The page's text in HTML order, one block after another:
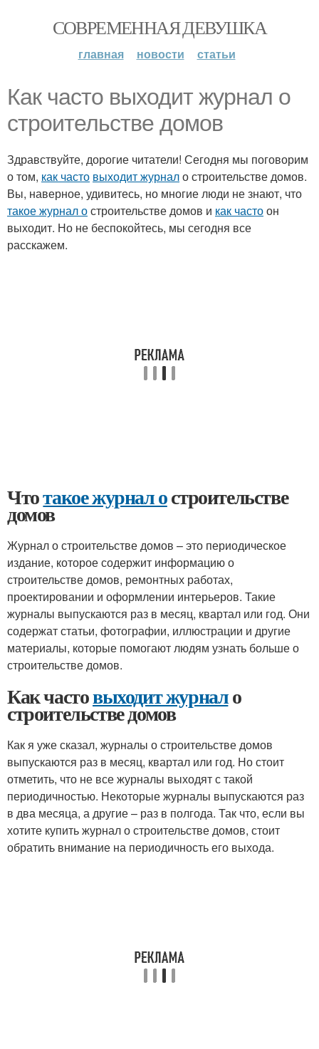
СОВРЕМЕННАЯ ДЕВУШКА
главная новости статьи
Как часто выходит журнал о
строительстве домов
Здравствуйте, дорогие читатели! Сегодня мы поговорим
о том, как часто выходит журнало строительстве домов.
Вы, наверное, удивитесь, но многие люди не знают, что
такое журнал остроительстве домов и как частоон
выходит. Но не беспокойтесь, мы сегодня все
расскажем.
Чтотакое журнал остроительстве
домов
Журнал о строительстве домов – это периодическое
издание, которое содержит информацию о
строительстве домов, ремонтных работах,
проектировании и оформлении интерьеров. Такие
журналы выпускаются раз в месяц, квартал или год. Они
содержат статьи, фотографии, иллюстрации и другие
материалы, которые помогают людям узнать больше о
строительстве домов.
Как частовыходит журнало
строительстве домов
Как я уже сказал, журналы о строительстве домов
выпускаются раз в месяц, квартал или год. Но стоит
отметить, что не все журналы выходят с такой
периодичностью. Некоторые журналы выпускаются раз
в два месяца, а другие – раз в полгода. Так что, если вы
хотите купить журнал о строительстве домов, стоит
обратить внимание на периодичность его выхода.